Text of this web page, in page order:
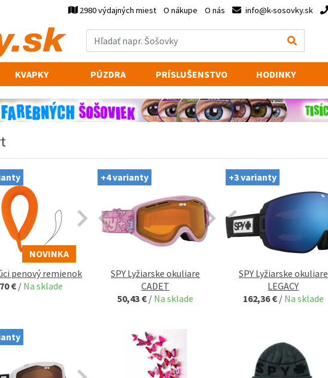
2980 výdajných miest O nákupe O nás info@k-sosovky.sk
KVAPKY PÚZDRA PRÍSLUŠENSTVO HODINKY
NOVINKA
penový remienok
€ / Na sklade
+4 varianty
SPY Lyžiarske okuliare
CADET
50,43 € / Na sklade
+3 varianty
SPY Lyžiarske okuliare
LEGACY
162,36 € / Na sklade